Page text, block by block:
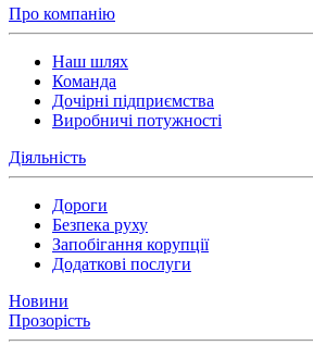
Про компанію
Наш шлях
Команда
Дочірні підприємства
Виробничі потужності
Діяльність
Дороги
Безпека руху
Запобігання корупції
Додаткові послуги
Новини
Прозорість